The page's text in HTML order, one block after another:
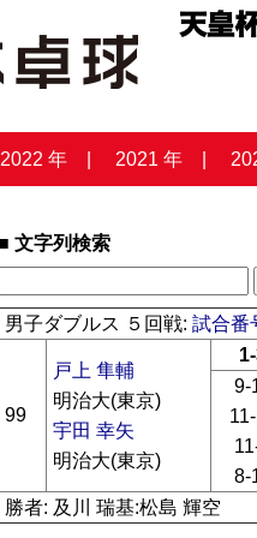
2022 年 2021 年
文字列検索
男子ダブルス ５回戦:試合番
99
戸上 隼輔
明治大(東京)
宇田 幸矢
明治大(東京)
9-
8-
勝者: 及川 瑞基:松島 輝空